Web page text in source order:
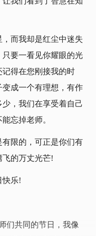
而我却是红尘中迷失
要一看见你耀眼的光
得在您刚接我的时
成一个有理想，有作
，我们在享受着自己
忘掉老师。
限的，可正是你们有
飞的万丈光芒!
快乐!
们共同的节日，我像